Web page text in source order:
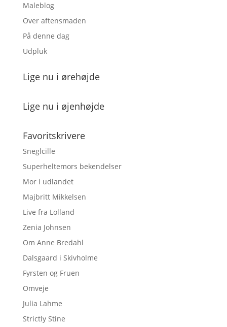
Maleblog
Over aftensmaden
På denne dag
Udpluk
Lige nu i ørehøjde
Lige nu i øjenhøjde
Favoritskrivere
Sneglcille
Superheltemors bekendelser
Mor i udlandet
Majbritt Mikkelsen
Live fra Lolland
Zenia Johnsen
Om Anne Bredahl
Dalsgaard i Skivholme
Fyrsten og Fruen
Omveje
Julia Lahme
Strictly Stine